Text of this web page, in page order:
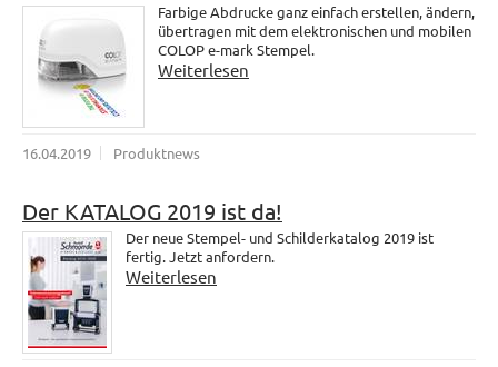
Farbige Abdrucke ganz einfach erstellen, ändern,
übertragen mit dem elektronischen und mobilen
COLOP e-mark Stempel.
Weiterlesen
16.04.2019 Produktnews
Der KATALOG 2019 ist da!
Der neue Stempel- und Schilderkatalog 2019 ist
fertig. Jetzt anfordern.
Weiterlesen